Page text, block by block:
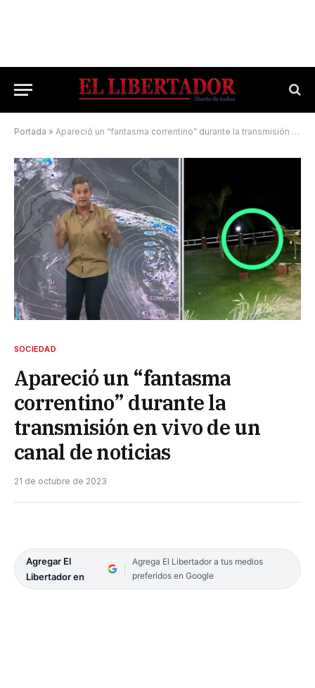
Portada » Apareció un “fantasma correntino” durante la transmisión en vivo de un canal de noticias
SOCIEDAD
Apareció un “fantasma
correntino” durante la
transmisión en vivo de un
canal de noticias
21 de octubre de 2023
Agregar El
Libertador en
Agrega El Libertador a tus medios
preferidos en Google